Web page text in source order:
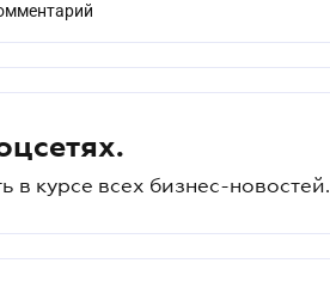
в курсе всех бизнес-новостей.